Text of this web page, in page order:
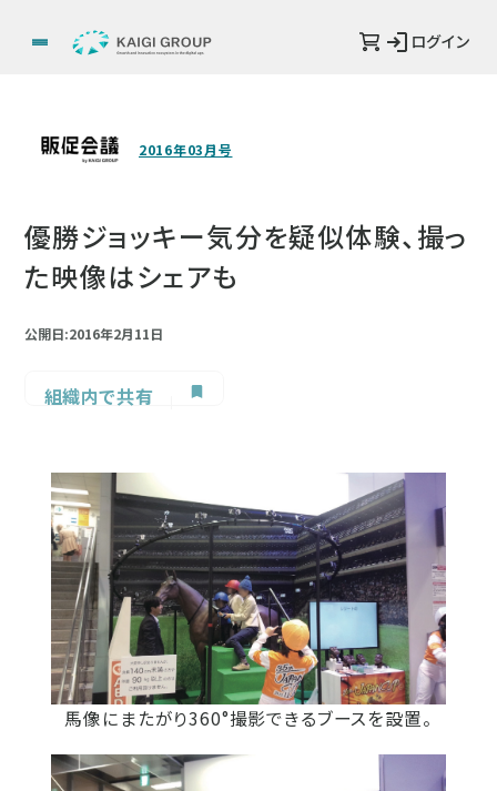
ログイン
2016年03月号
優勝ジョッキー気分を疑似体験、撮っ
た映像はシェアも
公開日:2016年2月11日
組織内で共有
馬像にまたがり360°撮影できるブースを設置。